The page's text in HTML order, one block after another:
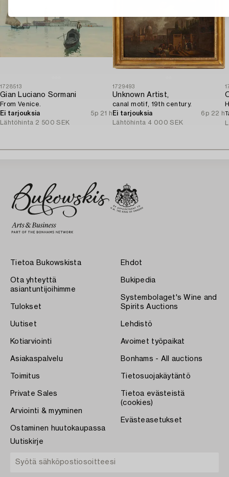
1728513
Gian Luciano Sormani
From Venice.
Ei tarjouksia
5p 21 h
Lähtöhinta 2 500 SEK
1729493
Unknown Artist,
canal motif, 19th century.
Ei tarjouksia
6p 22 h
Lähtöhinta 4 000 SEK
Tietoa Bukowskista
Ota yhteyttä
asiantuntijoihimme
Tulokset
Uutiset
Kotiarviointi
Asiakaspalvelu
Toimitus
Private Sales
Arviointi & myyminen
Ostaminen huutokaupassa
Ehdot
Bukipedia
Systembolaget's Wine and
Spirits Auctions
Lehdistö
Avoimet työpaikat
Bonhams - All auctions
Tietosuojakäytäntö
Tietoa evästeistä
(cookies)
Evästeasetukset
Uutiskirje